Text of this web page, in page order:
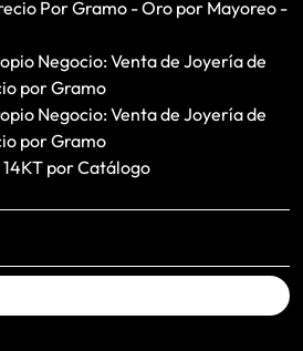
Por Gramo - Oro por Mayoreo -
Negocio: Venta de Joyería de
por Gramo
Negocio: Venta de Joyería de
por Gramo
por Catálogo